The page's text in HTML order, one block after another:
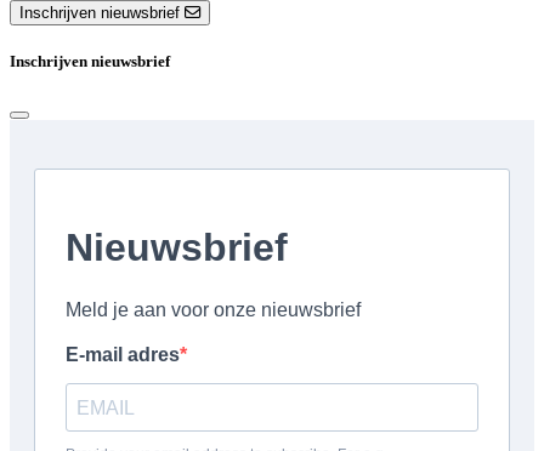
Inschrijven nieuwsbrief
Inschrijven nieuwsbrief